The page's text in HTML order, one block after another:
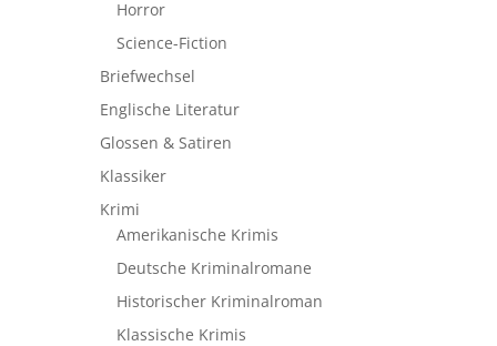
Horror
Science-Fiction
Briefwechsel
Englische Literatur
Glossen & Satiren
Klassiker
Krimi
Amerikanische Krimis
Deutsche Kriminalromane
Historischer Kriminalroman
Klassische Krimis